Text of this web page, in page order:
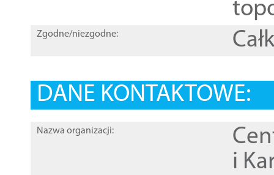
Zgodne/niezgodne:
DANE KONTAKTOWE:
Nazwa organizacji:
i